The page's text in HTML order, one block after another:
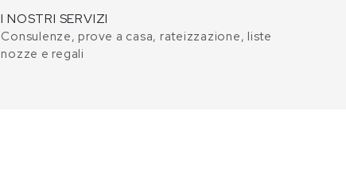
I NOSTRI SERVIZI
Consulenze, prove a casa, rateizzazione, liste
nozze e regali